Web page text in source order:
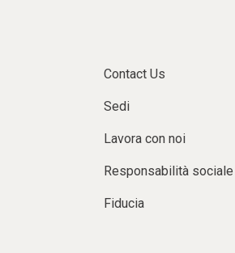
Contact Us
Sedi
Lavora con noi
Responsabilità
Fiducia